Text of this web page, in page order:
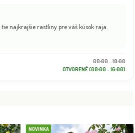
najkrajšie rastliny pre váš kúsok raja.
08:00 - 18:00
OTVORENÉ (08:00 - 16:00)
NOVINKA